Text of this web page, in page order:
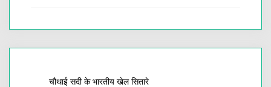
चौथाई सदी के भारतीय खेल सितारे